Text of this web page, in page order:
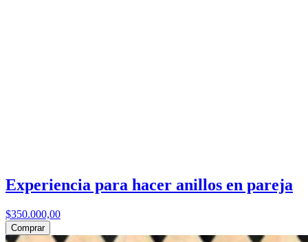
Experiencia para hacer anillos en pareja
$350.000,00
Comprar